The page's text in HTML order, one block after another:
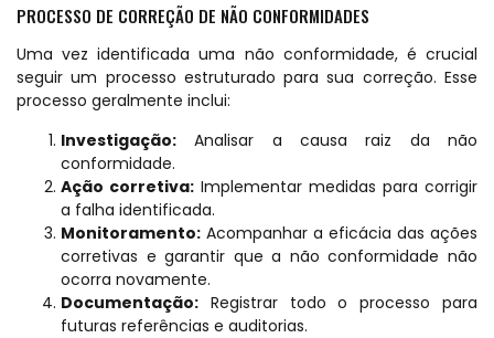
PROCESSO DE CORREÇÃO DE NÃO CONFORMIDADES
Uma vez identificada uma não conformidade, é crucial
seguir um processo estruturado para sua correção. Esse
processo geralmente inclui:
Investigação: Analisar a causa raiz da não
conformidade.
Ação corretiva: Implementar medidas para corrigir
a falha identificada.
Monitoramento: Acompanhar a eficácia das ações
corretivas e garantir que a não conformidade não
ocorra novamente.
Documentação: Registrar todo o processo para
futuras referências e auditorias.